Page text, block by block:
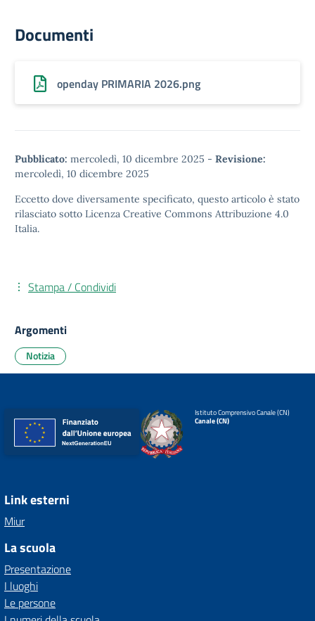
Documenti
openday PRIMARIA 2026.png
Pubblicato: mercoledì, 10 dicembre 2025 - Revisione:
mercoledì, 10 dicembre 2025
Eccetto dove diversamente specificato, questo articolo è stato
rilasciato sotto Licenza Creative Commons Attribuzione 4.0
Italia.
Stampa / Condividi
Argomenti
Notizia
Istituto Comprensivo Canale (CN)
Canale (CN)
Link esterni
Miur
La scuola
Presentazione
I luoghi
Le persone